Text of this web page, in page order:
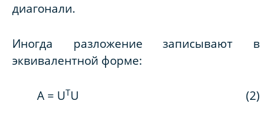
диагонали.
Иногда разложение записывают в
эквивалентной форме:
A = UTU (2)